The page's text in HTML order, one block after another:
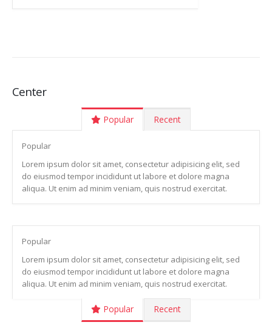
Center
Popular Recent
Popular
Lorem ipsum dolor sit amet, consectetur adipisicing elit, sed
do eiusmod tempor incididunt ut labore et dolore magna
aliqua. Ut enim ad minim veniam, quis nostrud exercitat.
Popular
Lorem ipsum dolor sit amet, consectetur adipisicing elit, sed
do eiusmod tempor incididunt ut labore et dolore magna
aliqua. Ut enim ad minim veniam, quis nostrud exercitat.
Popular Recent